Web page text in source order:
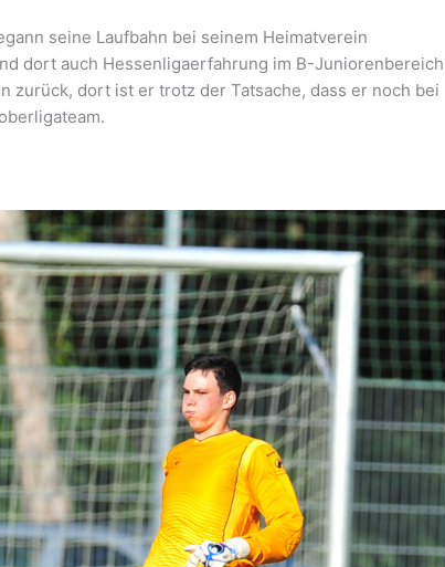
seine Laufbahn bei seinem Heimatverein
dort auch Hessenligaerfahrung im B-Juniorenbereich
zurück, dort ist er trotz der Tatsache, dass er noch bei